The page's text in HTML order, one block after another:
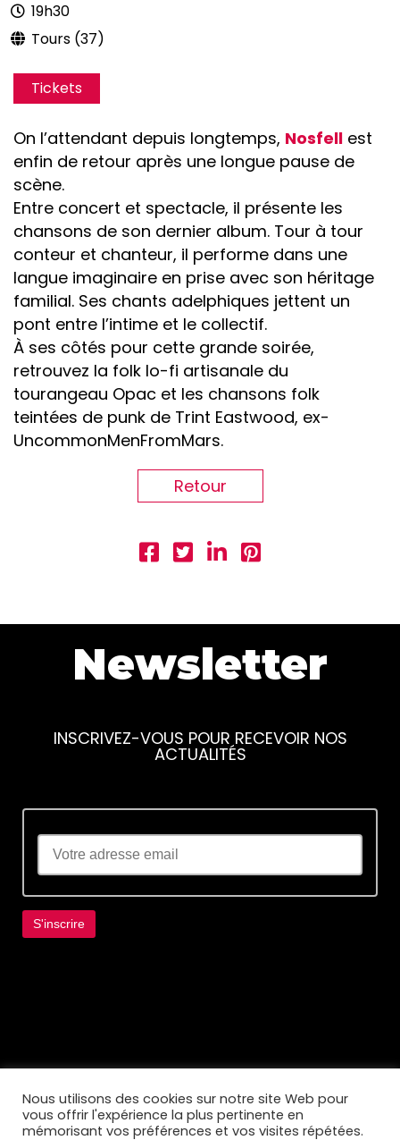
19h30
Tours (37)
Tickets
On l’attendant depuis longtemps, Nosfell est
enfin de retour après une longue pause de
scène.
Entre concert et spectacle, il présente les
chansons de son dernier album. Tour à tour
conteur et chanteur, il performe dans une
langue imaginaire en prise avec son héritage
familial. Ses chants adelphiques jettent un
pont entre l’intime et le collectif.
À ses côtés pour cette grande soirée,
retrouvez la folk lo-fi artisanale du
tourangeau Opac et les chansons folk
teintées de punk de Trint Eastwood, ex-
UncommonMenFromMars.
Retour
Newsletter
INSCRIVEZ-VOUS POUR RECEVOIR NOS
ACTUALITÉS
Nous utilisons des cookies sur notre site Web pour
vous offrir l'expérience la plus pertinente en
mémorisant vos préférences et vos visites répétées.